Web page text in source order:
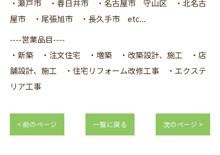
・瀬戸市 ・春日井市 ・名古屋市 守山区 ・北名古
屋市 ・尾張旭市 ・長久手市 etc...
----営業品目----
・新築 ・注文住宅 ・増築 ・改築設計、施工 ・店
舗設計、施工 ・住宅リフォーム改修工事 ・エクステ
リア工事
< 前のページ 一覧に戻る 次のページ >